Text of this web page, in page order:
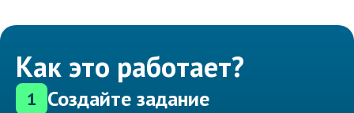
Как это работает?
1 Создайте задание